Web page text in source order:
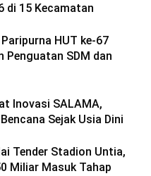
di 15 Kecamatan
HUT ke-67
Penguatan SDM dan
Inovasi SALAMA,
Sejak Usia Dini
Tender Stadion Untia,
Miliar Masuk Tahap